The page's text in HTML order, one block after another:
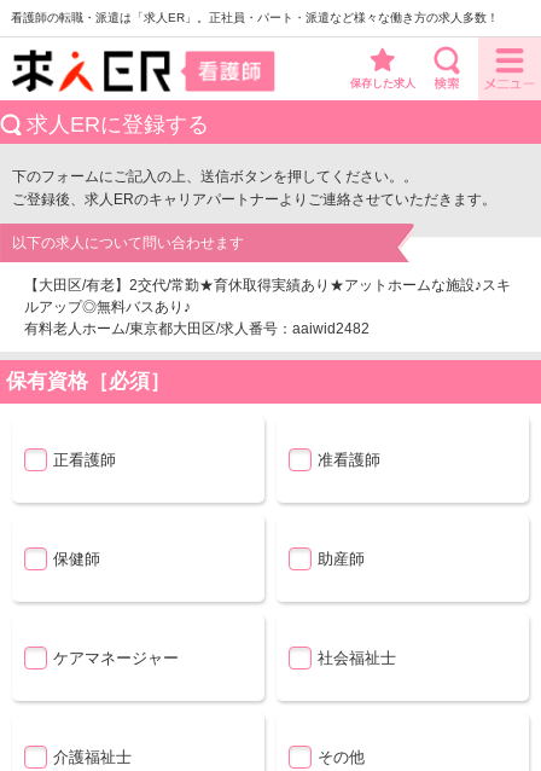
看護師の転職・派遣は「求人ER」。正社員・パート・派遣など様々な働き方の求人多数！
保存した求人
求人ERに登録する
下のフォームにご記入の上、送信ボタンを押してください。。
ご登録後、求人ERのキャリアパートナーよりご連絡させていただきます。
以下の求人について問い合わせます
【大田区/有老】2交代/常勤★育休取得実績あり★アットホームな施設♪スキ
ルアップ◎無料バスあり♪
有料老人ホーム/東京都大田区/求人番号：aaiwid2482
保有資格［必須］
正看護師 准看護師
保健師 助産師
ケアマネージャー 社会福祉士
介護福祉士 その他